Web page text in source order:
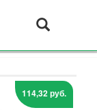
114,32 руб.